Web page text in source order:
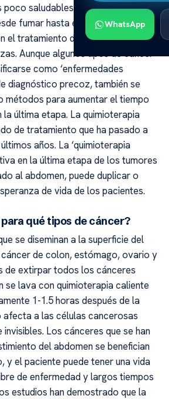
WhatsApp
saludables a un estilo de vida
fumar hasta el estrés. Por otro
el tratamiento del cáncer están
Aunque algunos tipos de cáncer
como ‘enfermedades
diagnóstico precoz, también se
métodos para aumentar el tiempo
la última etapa. La quimioterapia
de tratamiento que ha pasado a
años. La ‘quimioterapia
en la última etapa de los tumores
al abdomen, puede duplicar o
de vida de los pacientes.
qué tipos de cáncer?
se diseminan a la superficie del
de colon, estómago, ovario y
de extirpar todos los cánceres
se lava con quimioterapia caliente
1-1.5 horas después de la
afecta a las células cancerosas
Los cánceres que se han
del abdomen se benefician
y el paciente puede tener una vida
de enfermedad y largos tiempos
estudios han demostrado que la